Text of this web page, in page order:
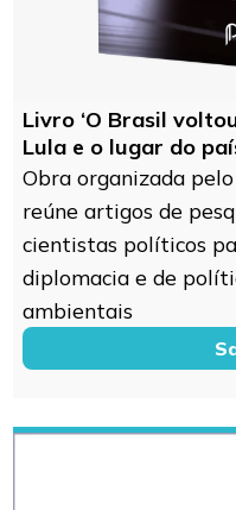
Livro ‘O Brasil
Lula e o lugar do
Obra organizada
reúne artigos de
cientistas políticos
diplomacia e de
ambientais